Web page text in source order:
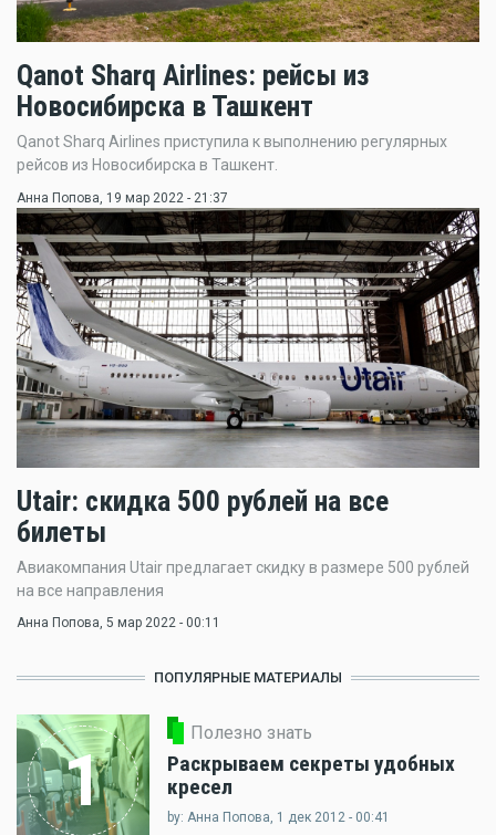
Qanot Sharq Airlines: рейсы из
Новосибирска в Ташкент
Qanot Sharq Airlines приступила к выполнению регулярных
рейсов из Новосибирска в Ташкент.
Анна Попова, 19 мар 2022 - 21:37
Utair: скидка 500 рублей на все
билеты
Авиакомпания Utair предлагает скидку в размере 500 рублей
на все направления
Анна Попова, 5 мар 2022 - 00:11
ПОПУЛЯРНЫЕ МАТЕРИАЛЫ
1
Полезно знать
Раскрываем секреты удобных
кресел
by: Анна Попова, 1 дек 2012 - 00:41